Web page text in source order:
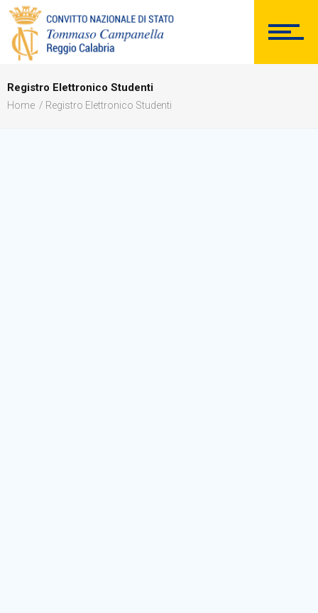
DOCUMENTAZIONE
PERSONALE
Registro Elettronico Studenti
Home Registro Elettronico Studenti